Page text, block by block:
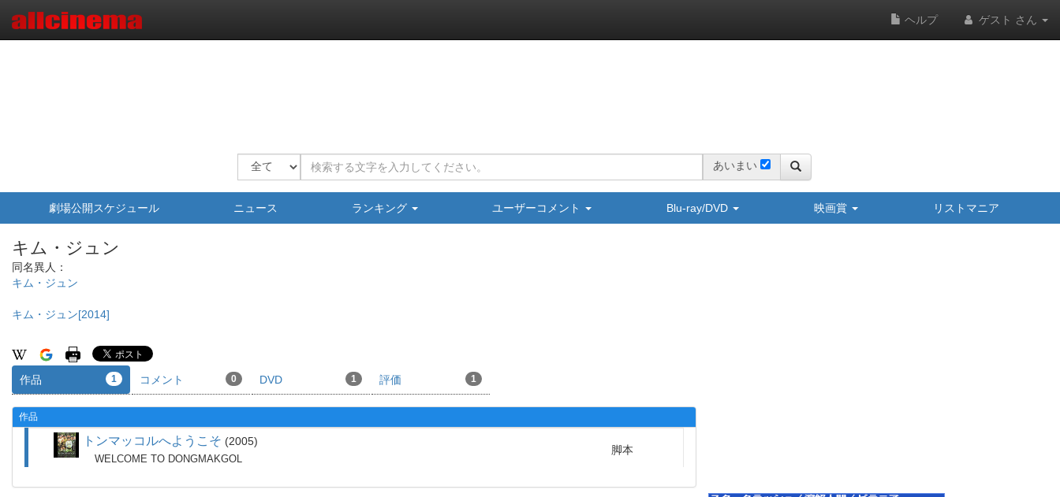
ヘルプ ゲスト さん
あいまい
劇場公開スケジュール ニュース ランキング ユーザーコメント Blu-ray/DVD 映画賞 リストマニア
キム・ジュン
同名異人：
キム・ジュン
キム・ジュン[2014]
作品 1 コメント 0 DVD 1 評価 1
作品
トンマッコルへようこそ 2005
WELCOME TO DONGMAKGOL
脚本